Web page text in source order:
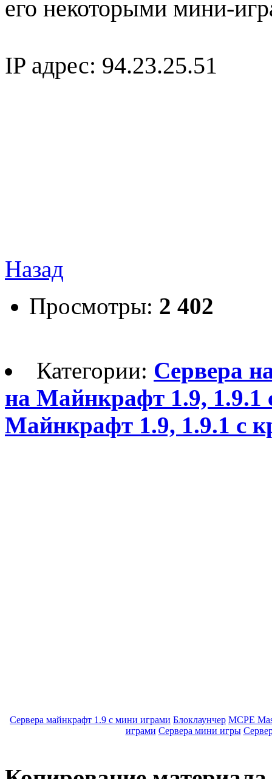
его некоторыми мини-
IP адрес: 94.23.25.51
Назад
Просмотры: 2 402
Категории: Сервера
на Майнкрафт 1.9, 1.9.1
Майнкрафт 1.9, 1.9.1 с
Сервера майнкрафт 1.9 с мини играми Блоклаунчер MCPE
играми Сервера мини игры